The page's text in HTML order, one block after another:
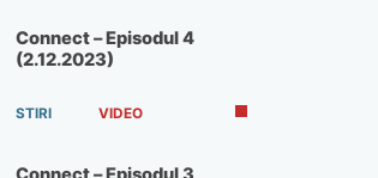
Connect – Episodul 4
(2.12.2023)
STIRI VIDEO